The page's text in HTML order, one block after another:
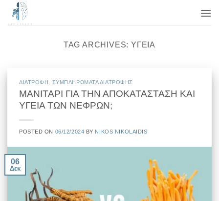
Μετάβαση
TAG ARCHIVES:ΥΓΕΊΑ
ΔΙΑΤΡΟΦΗ ΣΥΜΠΛΗΡΩΜΑΤΑ ΔΙΑΤΡΟΦΗΣ
ΜΑΝΙΤΑΡΙ ΓΙΑ ΤΗΝ ΑΠΟΚΑΤΑΣΤΑΣΗ ΚΑΙ
ΥΓΕΙΑ ΤΩΝ ΝΕΦΡΩΝ;
POSTED ON 06/12/2024 BY NIKOS NIKOLAIDIS
06
Δεκ